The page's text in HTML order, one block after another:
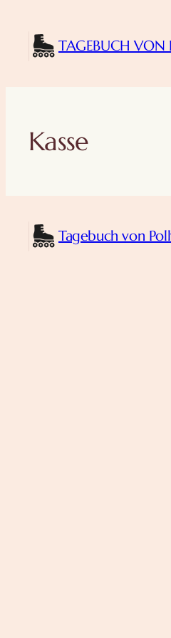
Inhalt
springen TAGEBUCH VON
Kasse
Tagebuch von